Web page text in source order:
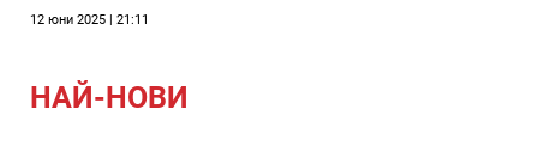
12 юни 2025 | 21:11
НАЙ-НОВИ